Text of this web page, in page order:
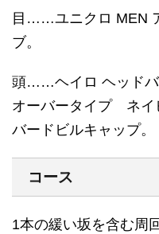
目……ユニクロ MEN
ブ。
頭……ヘイロ ヘッドバ
オーバータイプ ネイ
バードビルキャップ。
コース
1本の緩い坂を含む周